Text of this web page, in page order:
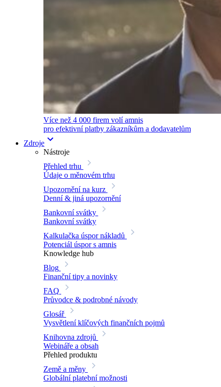
Více než 4 000 firem volí amnis
pro efektivní platby zákazníkům a dodavatelům
Zdroje
Nástroje
Přehled trhu
Údaje o měnovém trhu
Upozornění na kurz
Denní & jiná upozornění
Bankovní svátky
Bankovní svátky
Kalkulačka úspor nákladů
Potenciál úspor s amnis
Knowledge hub
Blog
Finanční tipy a novinky
FAQ
Průvodce & podrobné návody
Glosář
Vysvětlení klíčových finančních pojmů
Knihovna zdrojů
Webináře a obsah
Přehled produktu
Země a měny
Globální platební možnosti